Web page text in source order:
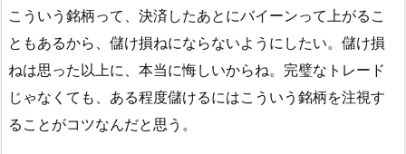
こういう銘柄って、決済したあとにバイーンって上がるこ
ともあるから、儲け損ねにならないようにしたい。儲け損
ねは思った以上に、本当に悔しいからね。完璧なトレード
じゃなくても、ある程度儲けるにはこういう銘柄を注視す
ることがコツなんだと思う。